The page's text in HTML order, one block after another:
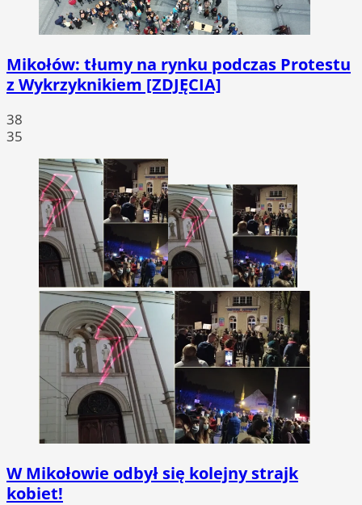
Mikołów: tłumy na rynku podczas Protestu
z Wykrzyknikiem [ZDJĘCIA]
38
35
W Mikołowie odbył się kolejny strajk
kobiet!